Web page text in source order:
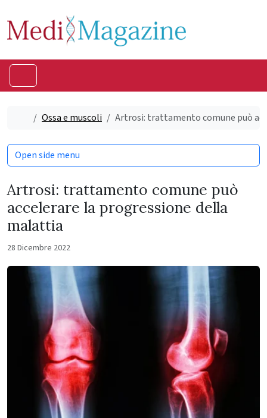
Home
Ossa e muscoli Artrosi: trattamento comune può
Artrosi: trattamento comune può
accelerare la progressione della
malattia
28 Dicembre 2022
Open side menu